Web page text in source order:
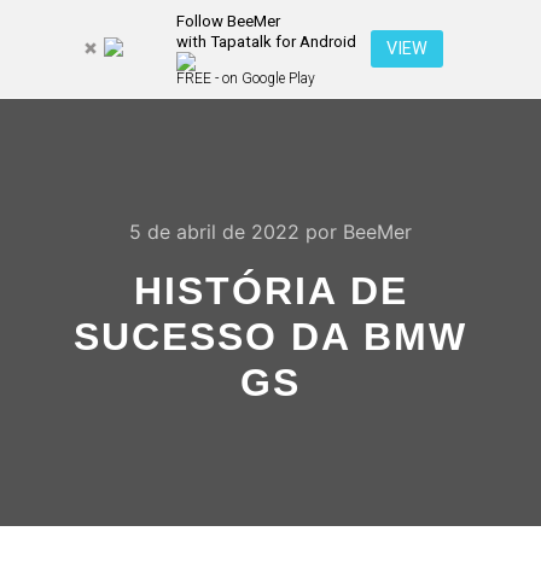
Follow BeeMer
with Tapatalk for Android
FREE - on Google Play
VIEW
5 de abril de 2022 por BeeMer
HISTÓRIA DE
SUCESSO DA BMW
GS